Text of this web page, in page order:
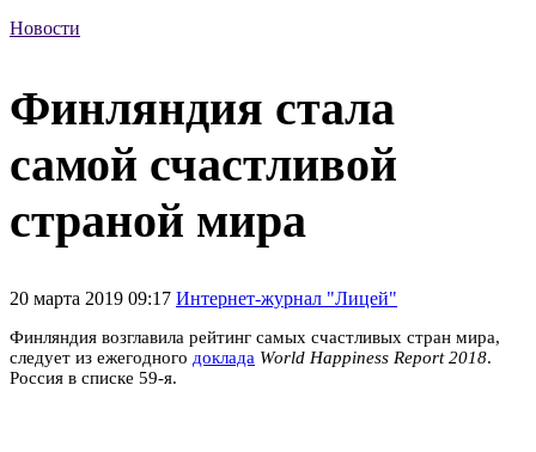
Новости
Финляндия стала
самой счастливой
страной мира
20 марта 2019 09:17 Интернет-журнал "Лицей"
Финляндия возглавила рейтинг самых счастливых стран мира,
следует из ежегодного доклада World Happiness Report 2018.
Россия в списке 59-я.